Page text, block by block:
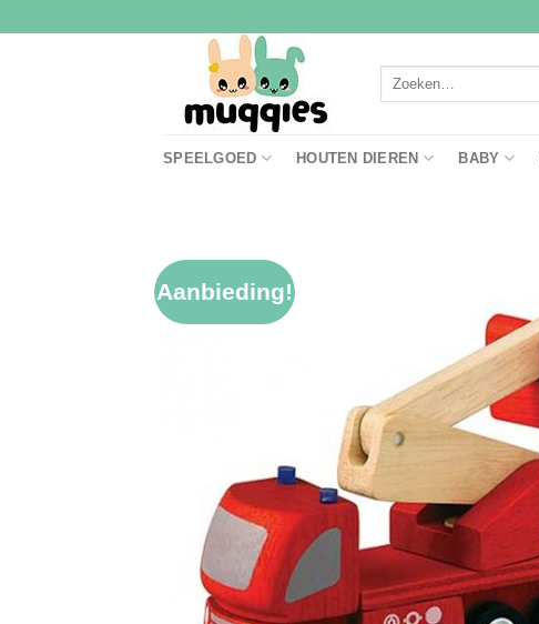
Zoeken
SPEELGOED HOUTEN DIEREN BABY
Aanbieding!